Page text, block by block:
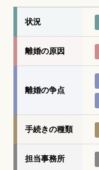
状況
離婚の原因
離婚の争点
手続きの種類
担当事務所